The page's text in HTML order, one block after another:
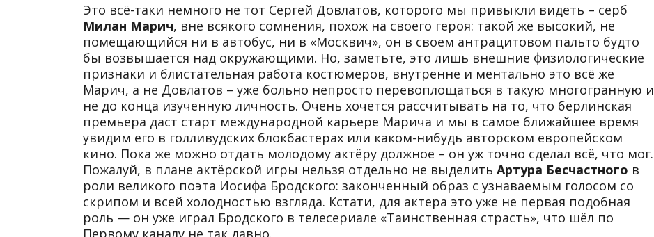
Это всё-таки немного не тот Сергей Довлатов, которого мы привыкли видеть – серб
Милан Марич, вне всякого сомнения, похож на своего героя: такой же высокий, не
помещающийся ни в автобус, ни в «Москвич», он в своем антрацитовом пальто будто
бы возвышается над окружающими. Но, заметьте, это лишь внешние физиологические
признаки и блистательная работа костюмеров, внутренне и ментально это всё же
Марич, а не Довлатов – уже больно непросто перевоплощаться в такую многогранную и
не до конца изученную личность. Очень хочется рассчитывать на то, что берлинская
премьера даст старт международной карьере Марича и мы в самое ближайшее время
увидим его в голливудских блокбастерах или каком-нибудь авторском европейском
кино. Пока же можно отдать молодому актёру должное – он уж точно сделал всё, что мог.
Пожалуй, в плане актёрской игры нельзя отдельно не выделить Артура Бесчастного в
роли великого поэта Иосифа Бродского: законченный образ с узнаваемым голосом со
скрипом и всей холодностью взгляда. Кстати, для актера это уже не первая подобная
роль — он уже играл Бродского в телесериале «Таинственная страсть», что шёл по
Первому каналу не так давно.